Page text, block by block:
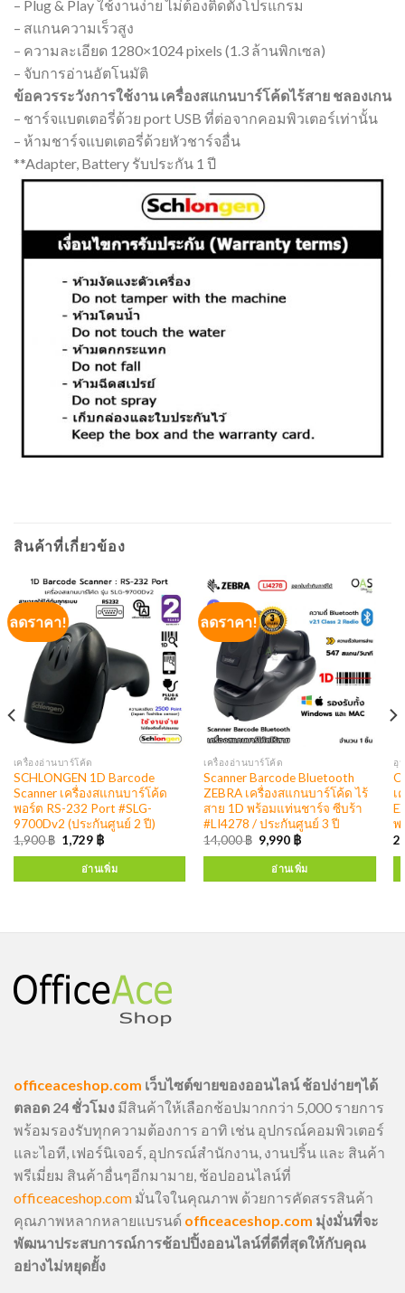
– Plug & Play ใช้งานง่าย ไม่ต้องติดตั้งโปรแกรม
– สแกนความเร็วสูง
– ความละเอียด 1280×1024 pixels (1.3 ล้านพิกเซล)
– จับการอ่านอัตโนมัติ
ข้อควรระวังการใช้งาน เครื่องสแกนบาร์โค้ดไร้สาย ชลองเกน
– ชาร์จแบตเตอรี่ด้วย port USB ที่ต่อจากคอมพิวเตอร์เท่านั้น
– ห้ามชาร์จแบตเตอรี่ด้วยหัวชาร์จอื่น
**Adapter, Battery รับประกัน 1 ปี
สินค้าที่เกี่ยวข้อง
ลดราคา!
เครื่องอ่านบาร์โค้ด
SCHLONGEN 1D Barcode
Scanner เครื่องสแกนบาร์โค้ด
พอร์ต RS-232 Port #SLG-
9700Dv2 (ประกันศูนย์ 2 ปี)
1,900฿ 1,729 ฿
อ่านเพิ่ม
ลดราคา!
เครื่องอ่านบาร์โค้ด
Scanner Barcode Bluetooth
ZEBRA เครื่องสแกนบาร์โค้ด ไร้
สาย 1D พร้อมแท่นชาร์จ ซีบร้า
#LI4278 / ประกันศูนย์ 3 ปี
14,000฿ 9,990 ฿
อ่านเพิ่ม
อุ
เ
พ
officeaceshop.com เว็บไซต์ขายของออนไลน์ ช้อปง่ายๆได้
ตลอด 24 ชั่วโมง มีสินค้าให้เลือกช้อปมากกว่า 5,000 รายการ
พร้อมรองรับทุกความต้องการ อาทิ เช่น อุปกรณ์คอมพิวเตอร์
และไอที, เฟอร์นิเจอร์, อุปกรณ์สำนักงาน, งานปริ้น และ สินค้า
พรีเมี่ยม สินค้าอื่นๆอีกมามาย, ช้อปออนไลน์ที่
officeaceshop.com มั่นใจในคุณภาพ ด้วยการคัดสรรสินค้า
คุณภาพหลากหลายแบรนด์ officeaceshop.com มุ่งมั่นที่จะ
พัฒนาประสบการณ์การช้อปปิ้งออนไลน์ที่ดีที่สุดให้กับคุณ
อย่างไม่หยุดยั้ง